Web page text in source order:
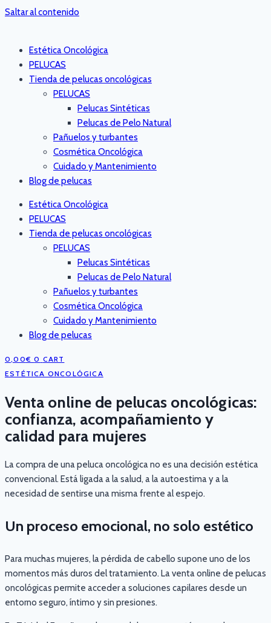
Saltar al contenido
Estética Oncológica
PELUCAS
Tienda de pelucas oncológicas
PELUCAS
Pelucas Sintéticas
Pelucas de Pelo Natural
Pañuelos y turbantes
Cosmética Oncológica
Cuidado y Mantenimiento
Blog de pelucas
Estética Oncológica
PELUCAS
Tienda de pelucas oncológicas
PELUCAS
Pelucas Sintéticas
Pelucas de Pelo Natural
Pañuelos y turbantes
Cosmética Oncológica
Cuidado y Mantenimiento
Blog de pelucas
0,00€ 0 CART
ESTÉTICA ONCOLÓGICA
Venta online de pelucas oncológicas:
confianza, acompañamiento y
calidad para mujeres
La compra de una peluca oncológica no es una decisión estética
convencional. Está ligada a la salud, a la autoestima y a la
necesidad de sentirse una misma frente al espejo.
Un proceso emocional, no solo estético
Para muchas mujeres, la pérdida de cabello supone uno de los
momentos más duros del tratamiento. La venta online de pelucas
oncológicas permite acceder a soluciones capilares desde un
entorno seguro, íntimo y sin presiones.